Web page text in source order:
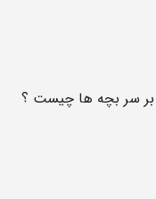
بر سر بچه ها چیست ؟